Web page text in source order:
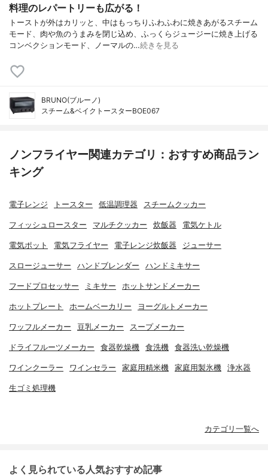
料理のレパートリーも広がる！
トーストが外はカリッと、中はもっちりふわふわに焼きあがるスチーム
モード、肉や魚のうまみを閉じ込め、ふっくらジュージーに焼き上げる
コンベクションモード、ノーマルの…続きを見る
BRUNO(ブルーノ)
スチーム&ベイクトースターBOE067
ノンフライヤー関連カテゴリ：おすすめ商品ラン
キング
電子レンジ トースター 低温調理器 スチームクッカー
フィッシュロースター マルチクッカー 炊飯器 電気ケトル
電気ポット 電気フライヤー 電子レンジ炊飯器 ジューサー
スロージューサー ハンドブレンダー ハンドミキサー
フードプロセッサー ミキサー ホットサンドメーカー
ホットプレート ホームベーカリー ヨーグルトメーカー
ワッフルメーカー 豆乳メーカー スープメーカー
ドライフルーツメーカー 食器乾燥機 食洗機 食器洗い乾燥機
ワインクーラー ワインセラー 家庭用精米機 家庭用製氷機 浄水器
生ゴミ処理機
カテゴリ一覧へ
よく見られている人気おすすめ記事